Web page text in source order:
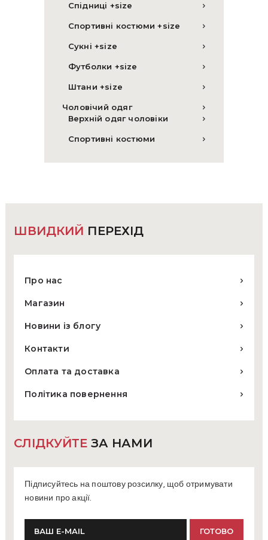
Спідниці +size
Спортивні костюми +size
Сукні +size
Футболки +size
Штани +size
Чоловічий одяг
Верхній одяг чоловіки
Спортивні костюми
ШВИДКИЙ ПЕРЕХІД
Про нас
Магазин
Новини із блогу
Контакти
Оплата та доставка
Політика повернення
СЛІДКУЙТЕ ЗА НАМИ
Підписуйтесь на поштову розсилку, щоб отримувати
новини про акції.